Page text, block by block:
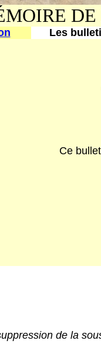
Les
Ce
de la